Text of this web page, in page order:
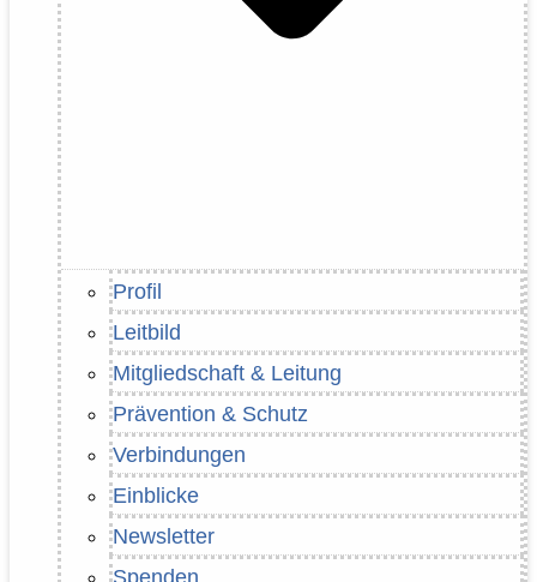
Profil
Leitbild
Mitgliedschaft & Leitung
Prävention & Schutz
Verbindungen
Einblicke
Newsletter
Spenden